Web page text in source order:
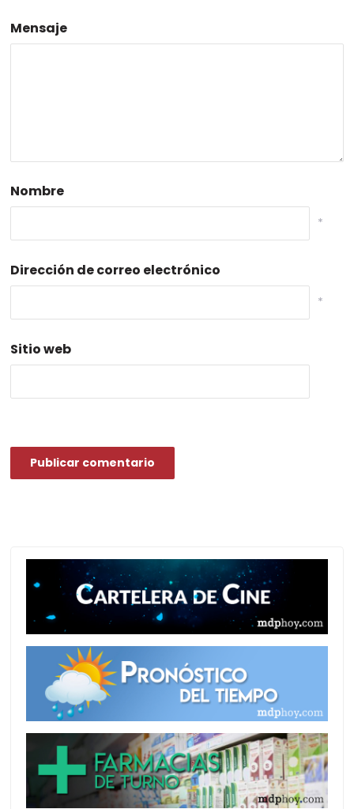
Mensaje
Nombre
*
Dirección de correo electrónico
*
Sitio web